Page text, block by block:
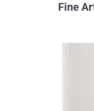
Fine